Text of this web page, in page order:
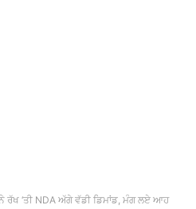
ਰੱਖ ‘ਤੀ NDA ਅੱਗੇ ਵੱਡੀ ਡਿਮਾਂਡ, ਮੰਗ ਲਏ ਆਹ